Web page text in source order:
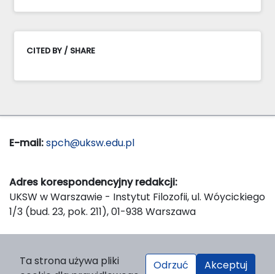
CITED BY / SHARE
E-mail:spch@uksw.edu.pl
Adres korespondencyjny redakcji:
UKSW w Warszawie - Instytut Filozofii, ul. Wóycickiego
1/3 (bud. 23, pok. 211), 01-938 Warszawa
Wydawnictwo Naukowe UKSW, ul. Dewajtis 5, domek
Ta strona używa pliki
Odrzuć Akceptuj